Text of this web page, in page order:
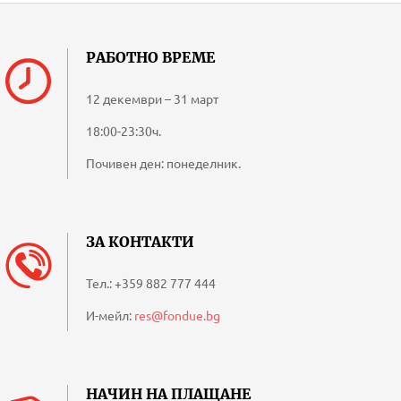
РАБОТНО ВРЕМЕ
12 декември – 31 март
18:00-23:30ч.
Почивен ден: понеделник.
ЗА КОНТАКТИ
Тел.:+359 882 777 444
И-мейл: res@fondue.bg
НАЧИН НА ПЛАЩАНЕ